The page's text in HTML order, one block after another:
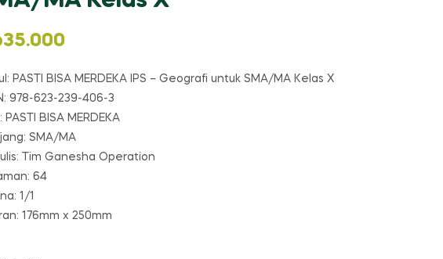
35.000
PASTI BISA MERDEKA IPS – Geografi untuk SMA/MA Kelas X
978-623-239-406-3
PASTI BISA MERDEKA
SMA/MA
Tim Ganesha Operation
64
1/1
176mm x 250mm